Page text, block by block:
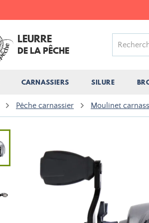
LEURRE
DE LA PÊCHE
CARNASSIERS SILURE
Pêche carnassier Moulinet